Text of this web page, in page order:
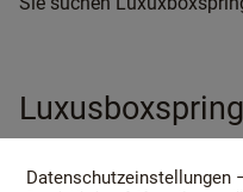
Datenschutzeinstellungen